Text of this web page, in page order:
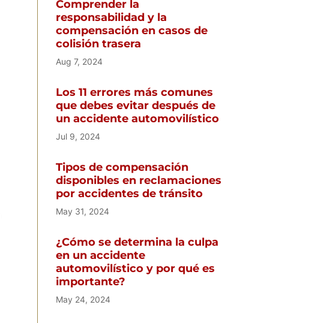
Comprender la
responsabilidad y la
compensación en casos de
colisión trasera
Aug 7, 2024
Los 11 errores más comunes
que debes evitar después de
un accidente automovilístico
Jul 9, 2024
Tipos de compensación
disponibles en reclamaciones
por accidentes de tránsito
May 31, 2024
¿Cómo se determina la culpa
en un accidente
automovilístico y por qué es
importante?
May 24, 2024